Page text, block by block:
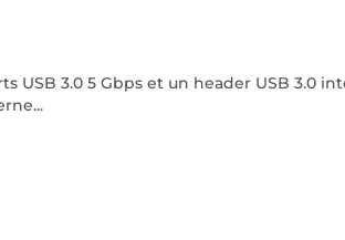
3.0 5 Gbps et un header USB 3.0